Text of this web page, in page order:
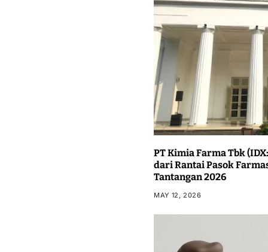
PT Kimia Farma Tbk
dari Rantai Pasok
Tantangan 2026
MAY 12, 2026